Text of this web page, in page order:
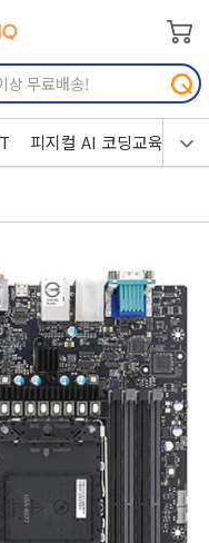
피지컬 AI 코딩교육